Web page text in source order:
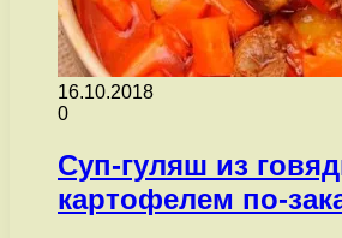
16.10.2018
0
Суп-гуляш из
картофелем по-